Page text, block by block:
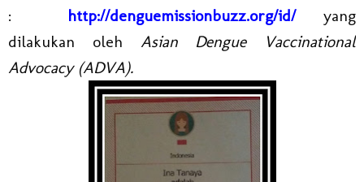
: http://denguemissionbuzz.org/id/yang
dilakukan oleh Asian Dengue Vaccinational
Advocacy (ADVA).